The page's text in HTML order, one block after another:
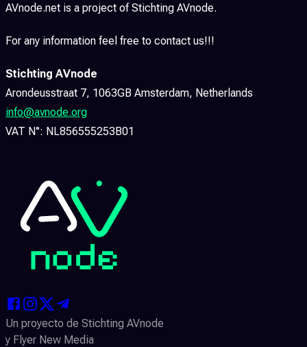
AVnode.net is a project of Stichting AVnode.
For any information feel free to contact us!!!
Stichting AVnode
Arondeusstraat 7, 1063GB Amsterdam, Netherlands
info@avnode.org
VAT N°: NL856555253B01
Un proyecto de Stichting AVnode
y Flyer New Media